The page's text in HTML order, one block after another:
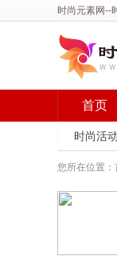
时尚元素网--
首页
时尚活动
您所在位置：